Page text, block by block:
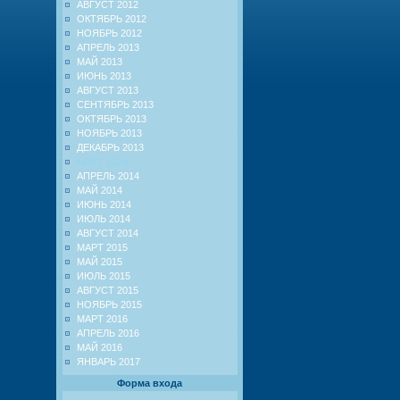
АВГУСТ 2012
ОКТЯБРЬ 2012
НОЯБРЬ 2012
АПРЕЛЬ 2013
МАЙ 2013
ИЮНЬ 2013
АВГУСТ 2013
СЕНТЯБРЬ 2013
ОКТЯБРЬ 2013
НОЯБРЬ 2013
ДЕКАБРЬ 2013
АПРЕЛЬ 2014
МАЙ 2014
ИЮНЬ 2014
ИЮЛЬ 2014
АВГУСТ 2014
МАРТ 2015
МАЙ 2015
ИЮЛЬ 2015
АВГУСТ 2015
НОЯБРЬ 2015
МАРТ 2016
АПРЕЛЬ 2016
МАЙ 2016
ЯНВАРЬ 2017
Форма входа